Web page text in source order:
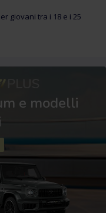
giovani tra i 18 e i 25
e modelli